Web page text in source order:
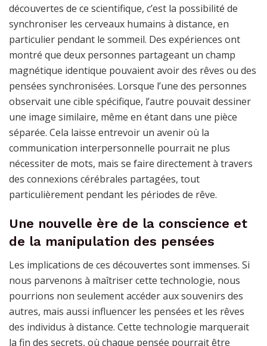
découvertes de ce scientifique, c’est la possibilité de
synchroniser les cerveaux humains à distance, en
particulier pendant le sommeil. Des expériences ont
montré que deux personnes partageant un champ
magnétique identique pouvaient avoir des rêves ou des
pensées synchronisées. Lorsque l’une des personnes
observait une cible spécifique, l’autre pouvait dessiner
une image similaire, même en étant dans une pièce
séparée. Cela laisse entrevoir un avenir où la
communication interpersonnelle pourrait ne plus
nécessiter de mots, mais se faire directement à travers
des connexions cérébrales partagées, tout
particulièrement pendant les périodes de rêve.
Une nouvelle ère de la conscience et
de la manipulation des pensées
Les implications de ces découvertes sont immenses. Si
nous parvenons à maîtriser cette technologie, nous
pourrions non seulement accéder aux souvenirs des
autres, mais aussi influencer les pensées et les rêves
des individus à distance. Cette technologie marquerait
la fin des secrets, où chaque pensée pourrait être